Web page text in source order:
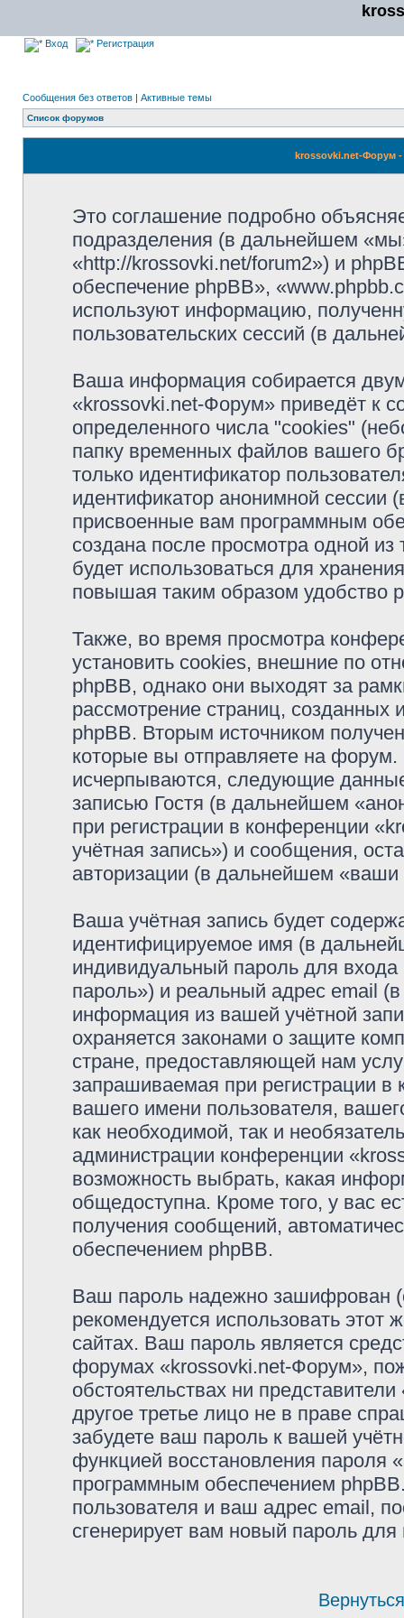
Вход Регистрация
Сообщения без ответов | Активные темы
Список форумов
krossovki.net-Форум
Это соглашение подробно
подразделения (в дальнейшем
«http://krossovki.net/forum2») и
обеспечение phpBB»,
используют информацию,
пользовательских сессий (в
Ваша информация собирается
«krossovki.net-Форум» приведёт к
определенного числа "cookies"
папку временных файлов вашего
только идентификатор
идентификатор анонимной сессии
присвоенные вам программным
создана после просмотра одной
будет использоваться для
повышая таким образом удобство
Также, во время просмотра
установить cookies, внешние по
phpBB, однако они выходят за
рассмотрение страниц,
phpBB. Вторым источником
которые вы отправляете на
исчерпываются, следующие
записью Гостя (в дальнейшем
при регистрации в конференции
учётная запись») и сообщения,
авторизации (в дальнейшем
Ваша учётная запись будет
идентифицируемое имя (в
индивидуальный пароль для
пароль») и реальный адрес email
информация из вашей учётной
охраняется законами о защите
стране, предоставляющей нам
запрашиваемая при регистрации
вашего имени пользователя,
как необходимой, так и
администрации конференции
возможность выбрать, какая
общедоступна. Кроме того, у вас
получения сообщений,
обеспечением phpBB.
Ваш пароль надежно зашифрован
рекомендуется использовать этот
сайтах. Ваш пароль является
форумах «krossovki.net-Форум»,
обстоятельствах ни
другое третье лицо не в праве
забудете ваш пароль к вашей
функцией восстановления пароля
программным обеспечением
пользователя и ваш адрес email,
сгенерирует вам новый пароль